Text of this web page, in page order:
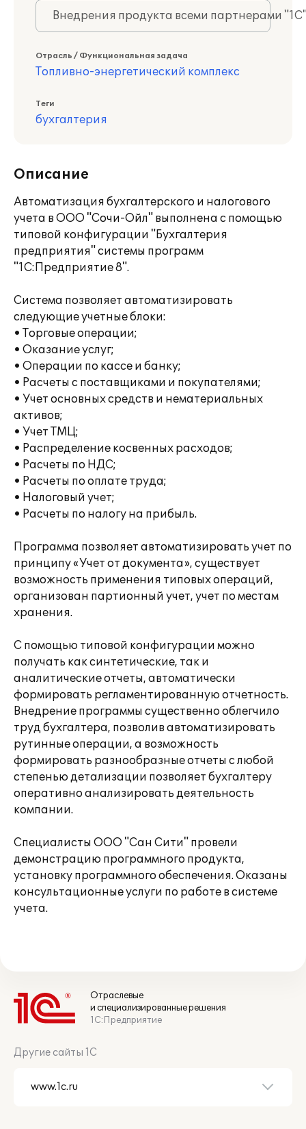
Внедрения продукта всеми партнерами
Отрасль / Функциональная задача
Топливно-энергетический комплекс
Теги
бухгалтерия
Описание
Автоматизация бухгалтерского и налогового
учета в ООО "Сочи-Ойл" выполнена с помощью
типовой конфигурации "Бухгалтерия
предприятия" системы программ
"1С:Предприятие 8".
Система позволяет автоматизировать
следующие учетные блоки:
• Торговые операции;
• Оказание услуг;
• Операции по кассе и банку;
• Расчеты с поставщиками и покупателями;
• Учет основных средств и нематериальных
активов;
• Учет ТМЦ;
• Распределение косвенных расходов;
• Расчеты по НДС;
• Расчеты по оплате труда;
• Налоговый учет;
• Расчеты по налогу на прибыль.
Программа позволяет автоматизировать учет по
принципу «Учет от документа», существует
возможность применения типовых операций,
организован партионный учет, учет по местам
хранения.
С помощью типовой конфигурации можно
получать как синтетические, так и
аналитические отчеты, автоматически
формировать регламентированную отчетность.
Внедрение программы существенно облегчило
труд бухгалтера, позволив автоматизировать
рутинные операции, а возможность
формировать разнообразные отчеты с любой
степенью детализации позволяет бухгалтеру
оперативно анализировать деятельность
компании.
Специалисты ООО "Сан Сити" провели
демонстрацию программного продукта,
установку программного обеспечения. Оказаны
консультационные услуги по работе в системе
учета.
Отраслевые
и специализированные решения
1С:Предприятие
Другие сайты 1С